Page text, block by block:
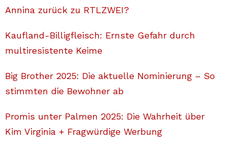
Annina zurück zu RTLZWEI?
Kaufland-Billigfleisch: Ernste Gefahr durch
multiresistente Keime
Big Brother 2025: Die aktuelle Nominierung – So
stimmten die Bewohner ab
Promis unter Palmen 2025: Die Wahrheit über
Kim Virginia + Fragwürdige Werbung